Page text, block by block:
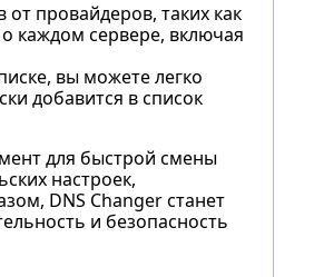
провайдеров, таких как
каждом сервере, включая
вы можете легко
добавится в список
для быстрой смены
настроек,
DNS Changer станет
и безопасность